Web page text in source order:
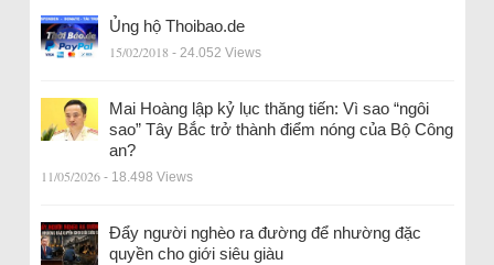
Ủng hộ Thoibao.de
15/02/2018 - 24.052 Views
Mai Hoàng lập kỷ lục thăng tiến: Vì sao “ngôi
sao” Tây Bắc trở thành điểm nóng của Bộ Công
an?
11/05/2026 - 18.498 Views
Đẩy người nghèo ra đường để nhường đặc
quyền cho giới siêu giàu